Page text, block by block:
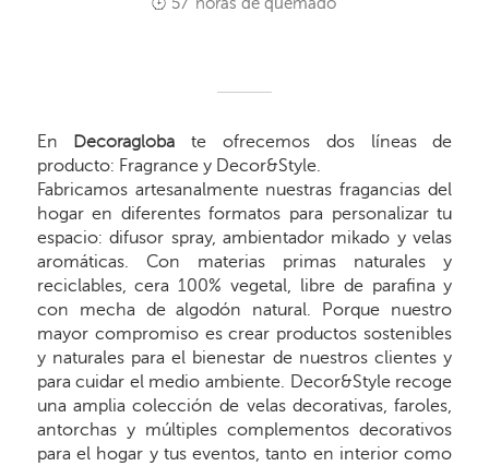
En Decoragloba te ofrecemos dos líneas de
producto: Fragrance y Decor&Style.
Fabricamos artesanalmente nuestras fragancias del
hogar en diferentes formatos para personalizar tu
espacio: difusor spray, ambientador mikado y velas
aromáticas. Con materias primas naturales y
reciclables, cera 100% vegetal, libre de parafina y
con mecha de algodón natural. Porque nuestro
mayor compromiso es crear productos sostenibles
y naturales para el bienestar de nuestros clientes y
para cuidar el medio ambiente. Decor&Style recoge
una amplia colección de velas decorativas, faroles,
antorchas y múltiples complementos decorativos
para el hogar y tus eventos, tanto en interior como